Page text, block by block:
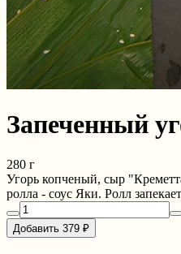
Запеченный
280 г
Угорь копченый, сыр
ролла - соус Яки. Ролл
Добавить 379 ₽